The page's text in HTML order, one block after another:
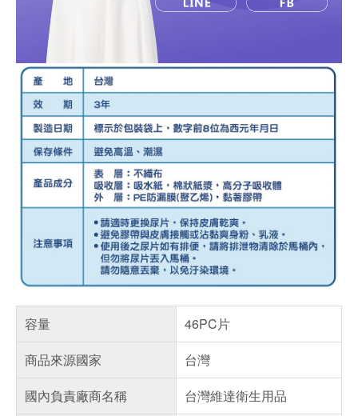
容量
46PC片
商品來源國家
台灣
國內負責廠商名稱
台灣維達衛生用品